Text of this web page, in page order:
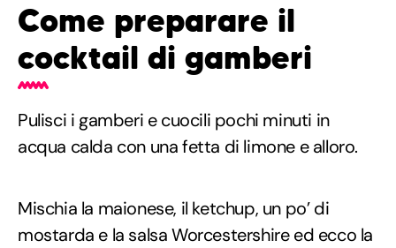
Come preparare il
cocktail di gamberi
Pulisci i gamberi e cuocili pochi minuti in
acqua calda con una fetta di limone e alloro.
Mischia la maionese, il ketchup, un po’ di
mostarda e la salsa Worcestershire ed ecco la